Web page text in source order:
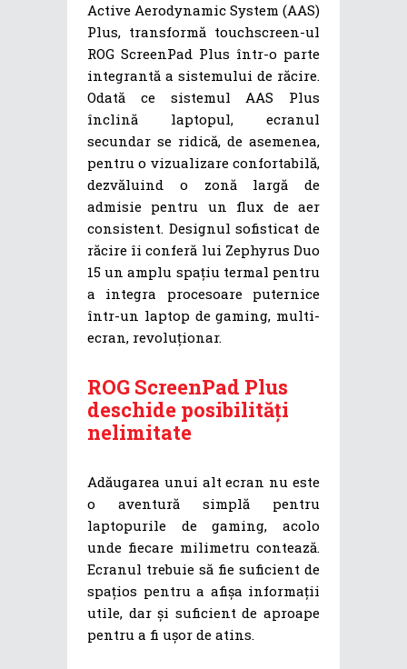
Active Aerodynamic System (AAS)
Plus, transformă touchscreen-ul
ROG ScreenPad Plus într-o parte
integrantă a sistemului de răcire.
Odată ce sistemul AAS Plus
înclină laptopul, ecranul
secundar se ridică, de asemenea,
pentru o vizualizare confortabilă,
dezvăluind o zonă largă de
admisie pentru un flux de aer
consistent. Designul sofisticat de
răcire îi conferă lui Zephyrus Duo
15 un amplu spațiu termal pentru
a integra procesoare puternice
într-un laptop de gaming, multi-
ecran, revoluționar.
ROG ScreenPad Plus
deschide posibilități
nelimitate
Adăugarea unui alt ecran nu este
o aventură simplă pentru
laptopurile de gaming, acolo
unde fiecare milimetru contează.
Ecranul trebuie să fie suficient de
spațios pentru a afișa informații
utile, dar și suficient de aproape
pentru a fi ușor de atins.